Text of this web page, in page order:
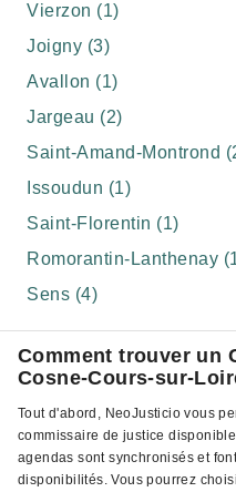
Vierzon (1)
Joigny (3)
Avallon (1)
Jargeau (2)
Saint-Amand-Montrond
Issoudun (1)
Saint-Florentin (1)
Romorantin-Lanthenay
Sens (4)
Comment trouver un
Cosne-Cours-sur-
Tout d'abord, NeoJusticio vous
commissaire de justice
agendas sont synchronisés et
disponibilités. Vous pourrez